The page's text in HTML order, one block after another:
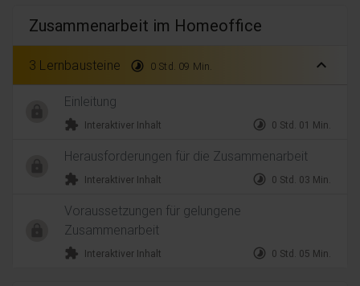
Zusammenarbeit im Homeoffice
3 Lernbausteine timelapse 0 Std. 09 Min. expand_less
Einleitung
extension Interaktiver Inhalt timelapse 0 Std. 01 Min.
Herausforderungen für die Zusammenarbeit
extension Interaktiver Inhalt timelapse 0 Std. 03 Min.
Voraussetzungen für gelungene
Zusammenarbeit
extension Interaktiver Inhalt timelapse 0 Std. 05 Min.